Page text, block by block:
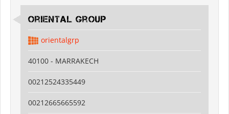
Oriental Group
orientalgrp
40100 - MARRAKECH
00212524335449
00212665665592